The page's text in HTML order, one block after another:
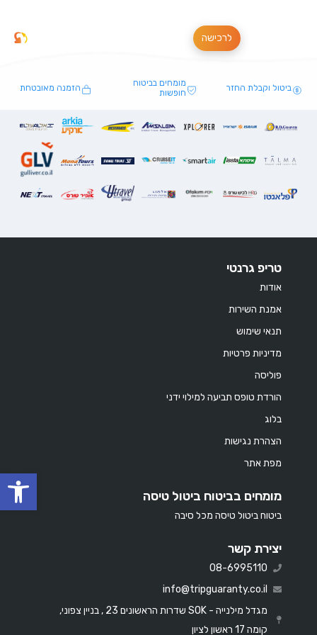
לרכישה
ביטול וקבלת החזר
מומחים בביטוח
חופשות
הזמנה מאובטחת
טריפ גרנטי
אודות
אמנת השירות
תנאי שימוש
מדיניות פרטיות
פוליסה
הורדת טופס תביעה למילוי ידני
בלוג
הצהרת נגישות
מפת אתר
מומחים בביטוח ביטול טיסה
ביטוח ביטול טיסה מכל סיבה
יצירת קשר
08-6995110
info@tripguaranty.co.il
מגדל מילנייה - SOK שדרות הראשונים 23 , בניין צפוני,
קומה 17 ראשון לציון